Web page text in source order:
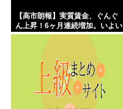
【高市朗報】実質賃金、ぐんぐ
ん上昇！6ヶ月連続増加。いよい
よ国民も豊かさを実感か？イン